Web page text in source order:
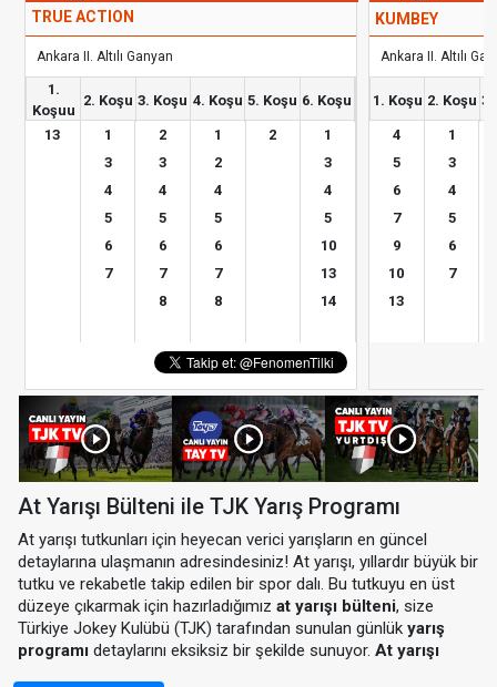
TRUE ACTION
Ankara II. Altılı Ganyan
1.
Koşuu
2. Koşu 3. Koşu 4. Koşu 5. Koşu 6. Koşu
13
1
3
4
5
6
7
2
3
4
5
6
7
8
1
2
4
5
6
7
8
2
1
3
4
5
10
13
14
KUMBEY
Ankara II. Altılı
1. Koşu 2. Koşu 3.
4
5
6
7
9
10
13
1
3
4
5
6
7
At Yarışı Bülteni ile TJK Yarış Programı
At yarışı tutkunları için heyecan verici yarışların en güncel
detaylarına ulaşmanın adresindesiniz! At yarışı, yıllardır büyük bir
tutku ve rekabetle takip edilen bir spor dalı. Bu tutkuyu en üst
düzeye çıkarmak için hazırladığımızat yarışı bülteni, size
Türkiye Jokey Kulübü (TJK) tarafından sunulan günlükyarış
programı detaylarını eksiksiz bir şekilde sunuyor.At yarışı